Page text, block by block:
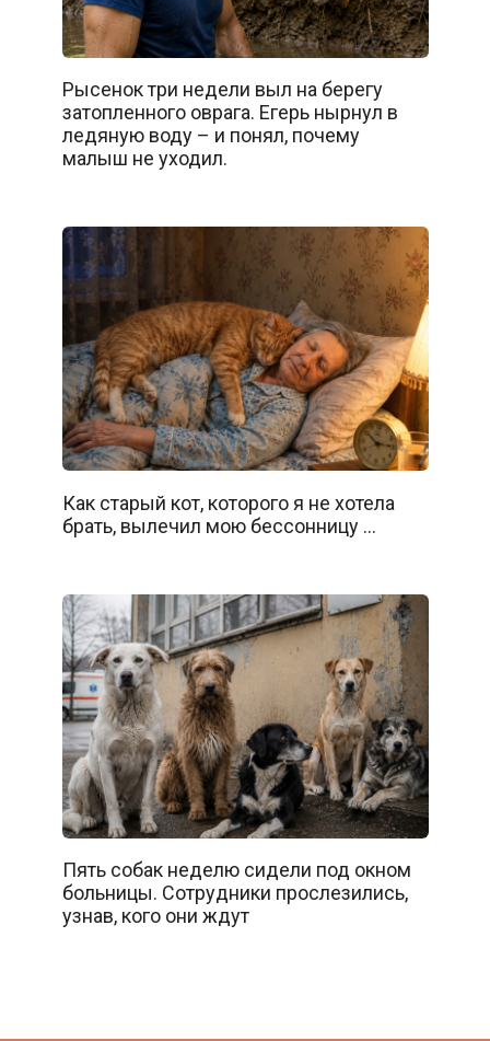
Рысенок три недели выл на берегу
затопленного оврага. Егерь нырнул в
ледяную воду – и понял, почему
малыш не уходил.
Как старый кот, которого я не хотела
брать, вылечил мою бессонницу …
Пять собак неделю сидели под окном
больницы. Сотрудники прослезились,
узнав, кого они ждут